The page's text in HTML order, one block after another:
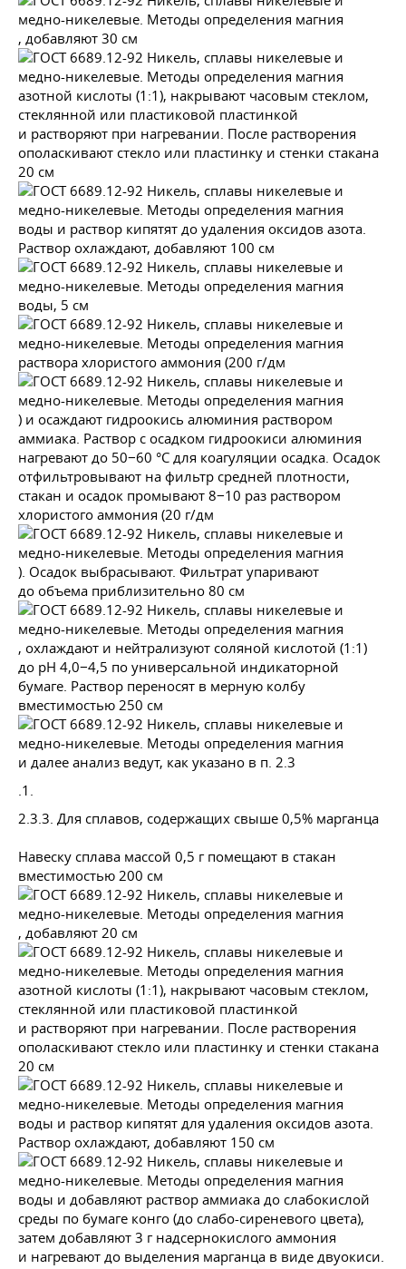
, добавляют 30 см
азотной кислоты (1:1), накрывают часовым стеклом,
стеклянной или пластиковой пластинкой
и растворяют при нагревании. После растворения
ополаскивают стекло или пластинку и стенки стакана
20 см
воды и раствор кипятят до удаления оксидов азота.
Раствор охлаждают, добавляют 100 см
воды, 5 см
раствора хлористого аммония (200 г/дм
) и осаждают гидроокись алюминия раствором
аммиака. Раствор с осадком гидроокиси алюминия
нагревают до 50−60 °С для коагуляции осадка. Осадок
отфильтровывают на фильтр средней плотности,
стакан и осадок промывают 8−10 раз раствором
хлористого аммония (20 г/дм
). Осадок выбрасывают. Фильтрат упаривают
до объема приблизительно 80 см
, охлаждают и нейтрализуют соляной кислотой (1:1)
до рН 4,0−4,5 по универсальной индикаторной
бумаге. Раствор переносят в мерную колбу
вместимостью 250 см
и далее анализ ведут, как указано в п. 2.3
.1.
2.3.3. Для сплавов, содержащих свыше 0,5% марганца
Навеску сплава массой 0,5 г помещают в стакан
вместимостью 200 см
, добавляют 20 см
азотной кислоты (1:1), накрывают часовым стеклом,
стеклянной или пластиковой пластинкой
и растворяют при нагревании. После растворения
ополаскивают стекло или пластинку и стенки стакана
20 см
воды и раствор кипятят для удаления оксидов азота.
Раствор охлаждают, добавляют 150 см
воды и добавляют раствор аммиака до слабокислой
среды по бумаге конго (до слабо-сиреневого цвета),
затем добавляют 3 г надсернокислого аммония
и нагревают до выделения марганца в виде двуокиси.